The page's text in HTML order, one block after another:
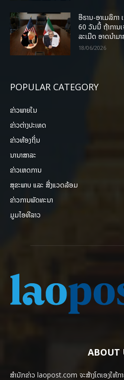
ອີຣານ-ອາເມລິກາ
60 ວັນນີ້ ຖ້າການ
ລະເມີດ ອາດນໍາມ
18/06/2026
POPULAR CATEGORY
ຂ່າວພາຍ​ໃນ
ຂ່າວຕ່າງປະເທດ
ຂ່າວທ້ອງຖິ່ນ
ນານາສາລະ
ຂ່າວເຫດການ
ສຸຂະພາບ ແລະ ສີ່ງແວດລ້ອມ
ຂ່າວການພັດທະນາ
ມູມໄອທີລາວ
ABOUT
ສຳນັກຂ່າວ laopost.com ຈະສ້າງໂຕເອງໃຫ້